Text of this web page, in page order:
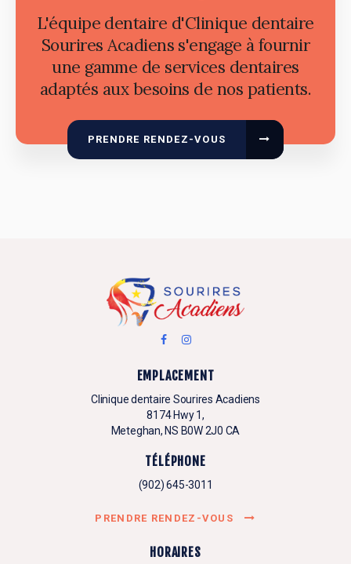
L'équipe dentaire d'Clinique dentaire
Sourires Acadiens s'engage à fournir
une gamme de services dentaires
adaptés aux besoins de nos patients.
PRENDRE RENDEZ-VOUS
EMPLACEMENT
Clinique dentaire Sourires Acadiens
8174 Hwy 1
Meteghan NS B0W 2J0 CA
TÉLÉPHONE
(902) 645-3011
PRENDRE RENDEZ-VOUS
HORAIRES